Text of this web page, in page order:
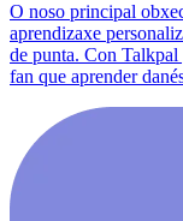
O noso principal
aprendizaxe
de punta. Con Talkpal
fan que aprender